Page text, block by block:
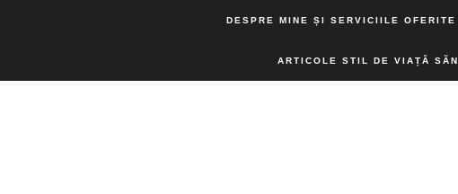
DESPRE MINE ȘI SERVICIILE OFERITE
ARTICOLE STIL DE VIAȚĂ